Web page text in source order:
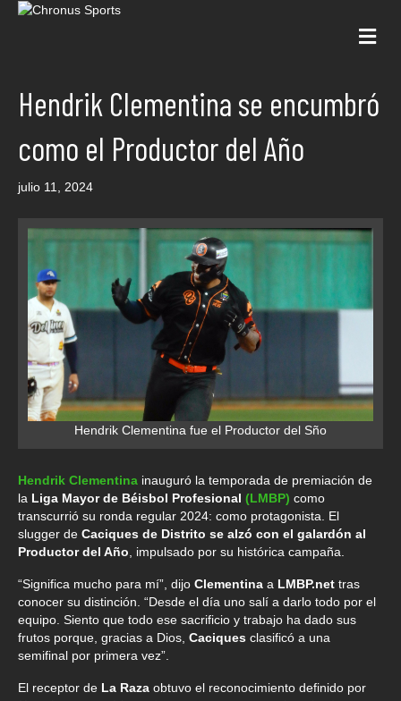
Hendrik Clementina se encumbró
como el Productor del Año
julio 11, 2024
Hendrik Clementina fue el Productor del Sño
Hendrik Clementina inauguró la temporada de premiación de
la Liga Mayor de Béisbol Profesional (LMBP) como
transcurrió su ronda regular 2024: como protagonista. El
slugger de Caciques de Distrito se alzó con el galardón al
Productor del Año, impulsado por su histórica campaña.
“Significa mucho para mí”, dijo Clementina a LMBP.net tras
conocer su distinción. “Desde el día uno salí a darlo todo por el
equipo. Siento que todo ese sacrificio y trabajo ha dado sus
frutos porque, gracias a Dios, Caciques clasificó a una
semifinal por primera vez”.
El receptor de La Raza obtuvo el reconocimiento definido por